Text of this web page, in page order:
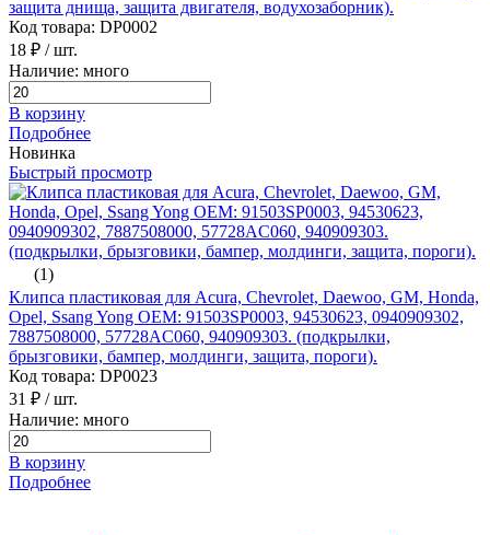
защита днища, защита двигателя, водухозаборник).
Код товара: DP0002
18 ₽ / шт.
Наличие: много
В корзину
Подробнее
Новинка
Быстрый просмотр
(1)
Клипса пластиковая для Acura, Chevrolet, Daewoo, GM, Honda,
Opel, Ssang Yong ОЕМ: 91503SP0003, 94530623, 0940909302,
7887508000, 57728AC060, 940909303. (подкрылки,
брызговики, бампер, молдинги, защита, пороги).
Код товара: DP0023
31 ₽ / шт.
Наличие: много
В корзину
Подробнее